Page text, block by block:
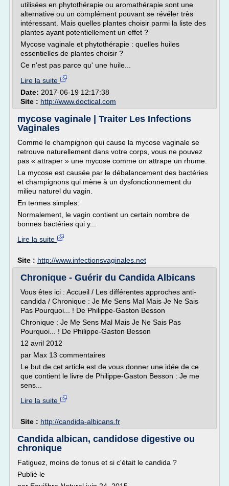
utilisées en phytothérapie ou aromathérapie sont une
alternative ou un complément pouvant se révéler très
intéressant. Mais quelles plantes choisir parmi la liste des
plantes ayant potentiellement un effet ?
Mycose vaginale et phytothérapie : quelles huiles
essentielles de plantes choisir ?
Ce n'est pas parce qu' une huile...
Lire la suite
Date: 2017-06-19 12:17:38
Site : http://www.doctical.com
mycose vaginale | Traiter Les Infections
Vaginales
Comme le champignon qui cause la mycose vaginale se
retrouve naturellement dans votre corps, vous ne pouvez
pas « attraper » une mycose comme on attrape un rhume.
La mycose est causée par le débalancement des bactéries
et champignons qui mène à un dysfonctionnement du
milieu naturel du vagin.
En termes simples:
Normalement, le vagin contient un certain nombre de
bonnes bactéries qui y...
Lire la suite
Site : http://www.infectionsvaginales.net
Chronique - Guérir du Candida Albicans
Vous êtes ici : Accueil / Les différentes approches anti-
candida / Chronique : Je Me Sens Mal Mais Je Ne Sais
Pas Pourquoi... ! De Philippe-Gaston Besson
Chronique : Je Me Sens Mal Mais Je Ne Sais Pas
Pourquoi... ! De Philippe-Gaston Besson
12 avril 2012
par Max 13 commentaires
Le but de cet article est de vous donner une idée de ce
que contient le livre de Philippe-Gaston Besson : Je me
sens...
Lire la suite
Site : http://candida-albicans.fr
Candida albican, candidose digestive ou
chronique
Fatiguez, moins de tonus et si c'était le candida ?
Publié le